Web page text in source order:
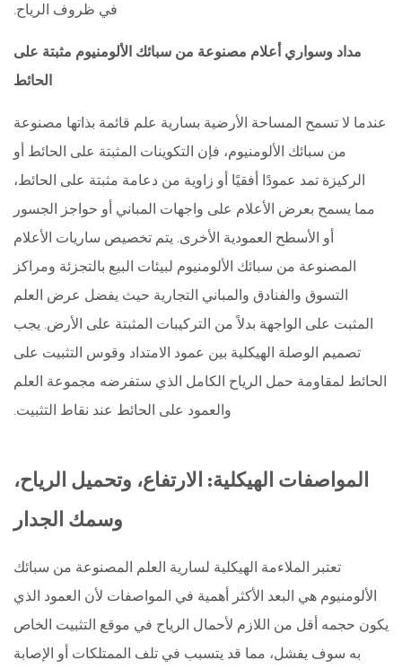
في ظروف الرياح.
مداد وسواري أعلام مصنوعة من سبائك الألومنيوم مثبتة على
الحائط
عندما لا تسمح المساحة الأرضية بسارية علم قائمة بذاتها مصنوعة
من سبائك الألومنيوم، فإن التكوينات المثبتة على الحائط أو
الركيزة تمد عمودًا أفقيًا أو زاوية من دعامة مثبتة على الحائط،
مما يسمح بعرض الأعلام على واجهات المباني أو حواجز الجسور
أو الأسطح العمودية الأخرى. يتم تخصيص ساريات الأعلام
المصنوعة من سبائك الألومنيوم لبيئات البيع بالتجزئة ومراكز
التسوق والفنادق والمباني التجارية حيث يفضل عرض العلم
المثبت على الواجهة بدلاً من التركيبات المثبتة على الأرض. يجب
تصميم الوصلة الهيكلية بين عمود الامتداد وقوس التثبيت على
الحائط لمقاومة حمل الرياح الكامل الذي ستفرضه مجموعة العلم
والعمود على الحائط عند نقاط التثبيت.
المواصفات الهيكلية: الارتفاع، وتحميل الرياح،
وسمك الجدار
تعتبر الملاءمة الهيكلية لسارية العلم المصنوعة من سبائك
الألومنيوم هي البعد الأكثر أهمية في المواصفات لأن العمود الذي
يكون حجمه أقل من اللازم لأحمال الرياح في موقع التثبيت الخاص
به سوف يفشل، مما قد يتسبب في تلف الممتلكات أو الإصابة